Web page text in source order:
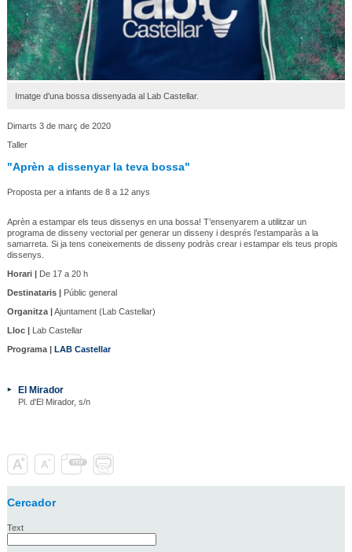
Imatge d'una bossa dissenyada al Lab Castellar.
Dimarts 3 de març de 2020
Taller
"Aprèn a dissenyar la teva bossa"
Proposta per a infants de 8 a 12 anys
Aprèn a estampar els teus dissenys en una bossa! T’ensenyarem a utilitzar un
programa de disseny vectorial per generar un disseny i després l’estamparàs a la
samarreta. Si ja tens coneixements de disseny podràs crear i estampar els teus propis
dissenys.
Horari |De 17 a 20 h
Destinataris |Públic general
Organitza |Ajuntament (Lab Castellar)
Lloc |Lab Castellar
Programa | LAB Castellar
El Mirador
Pl. d'El Mirador, s/n
Cercador
Text